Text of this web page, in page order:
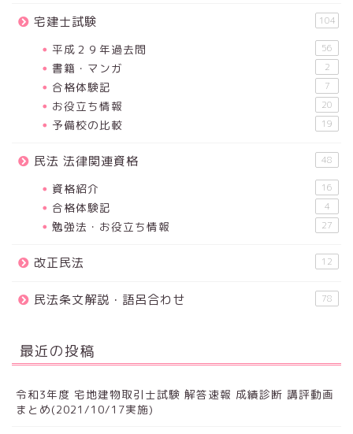
宅建士試験 104
平成２９年過去問 56
書籍・マンガ 2
合格体験記 7
お役立ち情報 20
予備校の比較 19
民法 法律関連資格 48
資格紹介 16
合格体験記 4
勉強法・お役立ち情報 27
改正民法 12
民法条文解説・語呂合わせ 78
最近の投稿
令和3年度 宅地建物取引士試験 解答速報 成績診断 講評動画
まとめ(2021/10/17実施)